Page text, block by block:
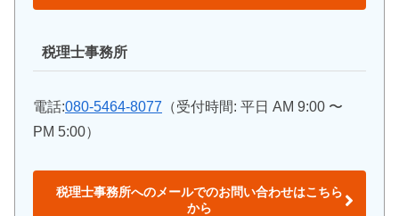
税理士事務所
電話:080-5464-8077 （受付時間: 平日 AM 9:00 〜
PM 5:00）
税理士事務所へのメールでのお問い合わせはこちら
から